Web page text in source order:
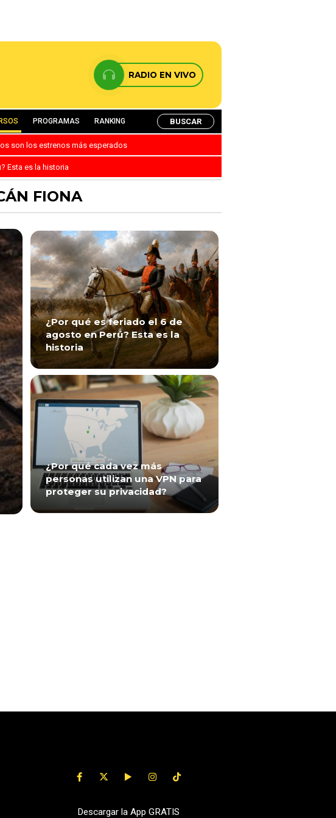
RADIO EN VIVO
PROGRAMAS RANKING BUSCAR
son los estrenos más esperados
Esta es la historia
FIONA
¿Por qué es feriado el 6 de
agosto en Perú? Esta es la
historia
¿Por qué cada vez más
personas utilizan una VPN para
proteger su privacidad?
Descargar la App GRATIS